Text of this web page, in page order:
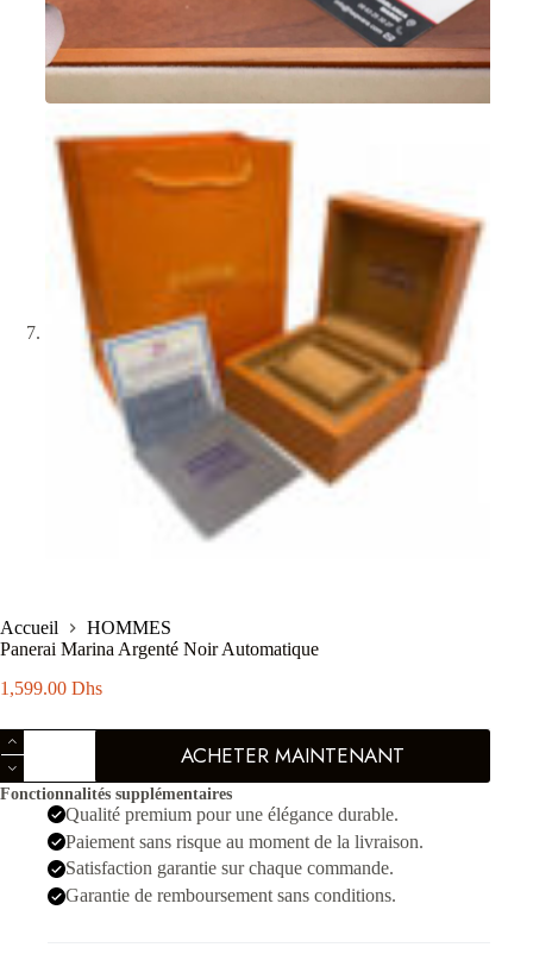
Accueil
HOMMES
Panerai Marina Argenté Noir Automatique
1,599.00 Dhs
quantité
de
Panerai
Marina
Argenté
Automatique
ACHETER MAINTENANT
Fonctionnalités supplémentaires
Qualité premium pour une élégance durable.
Paiement sans risque au moment de la livraison.
Satisfaction garantie sur chaque commande.
Garantie de remboursement sans conditions.